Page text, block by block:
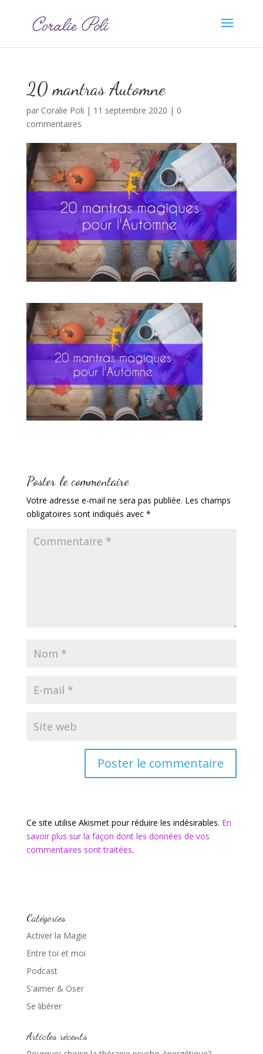
20 mantras Automne
par Coralie Poli | 11 septembre 2020 | 0
commentaires
Poster le commentaire
Votre adresse e-mail ne sera pas publiée. Les champs
obligatoires sont indiqués avec *
Ce site utilise Akismet pour réduire les indésirables. En
savoir plus sur la façon dont les données de vos
commentaires sont traitées.
Catégories
Activer la Magie
Entre toi et moi
Podcast
S'aimer & Oser
Se libérer
Articles récents